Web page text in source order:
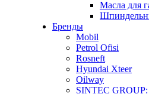
Масла для
Бренды
Mobil
Petrol Ofisi
Rosneft
Hyundai Xteer
Oilway
SINTEC GROUP: